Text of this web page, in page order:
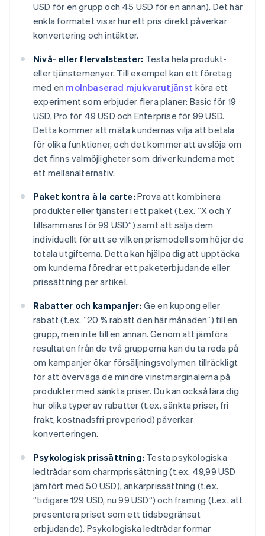
USD för en grupp och 45 USD för en annan). Det här
enkla formatet visar hur ett pris direkt påverkar
konvertering och intäkter.
Nivå- eller flervalstester: Testa hela produkt-
eller tjänstemenyer. Till exempel kan ett företag
med en molnbaserad mjukvarutjänst köra ett
experiment som erbjuder flera planer: Basic för 19
USD, Pro för 49 USD och Enterprise för 99 USD.
Detta kommer att mäta kundernas vilja att betala
för olika funktioner, och det kommer att avslöja om
det finns valmöjligheter som driver kunderna mot
ett mellanalternativ.
Paket kontra à la carte: Prova att kombinera
produkter eller tjänster i ett paket (t.ex. ”X och Y
tillsammans för 99 USD”) samt att sälja dem
individuellt för att se vilken prismodell som höjer de
totala utgifterna. Detta kan hjälpa dig att upptäcka
om kunderna föredrar ett paketerbjudande eller
prissättning per artikel.
Rabatter och kampanjer: Ge en kupong eller
rabatt (t.ex. ”20 % rabatt den här månaden”) till en
grupp, men inte till en annan. Genom att jämföra
resultaten från de två grupperna kan du ta reda på
om kampanjer ökar försäljningsvolymen tillräckligt
för att överväga de mindre vinstmarginalerna på
produkter med sänkta priser. Du kan också lära dig
hur olika typer av rabatter (t.ex. sänkta priser, fri
frakt, kostnadsfri provperiod) påverkar
konverteringen.
Psykologisk prissättning: Testa psykologiska
ledtrådar som charmprissättning (t.ex. 49,99 USD
jämfört med 50 USD), ankarprissättning (t.ex.
”tidigare 129 USD, nu 99 USD”) och framing (t.ex. att
presentera priset som ett tidsbegränsat
erbjudande). Psykologiska ledtrådar formar